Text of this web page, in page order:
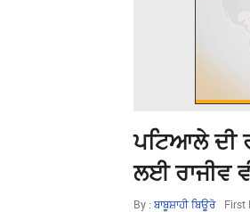
ਪਟਿਆਲੇ ਦੀ
ਲਈ ਰਾਜੀਵ
By : ਬਾਬੂਸ਼ਾਹੀ ਬਿਊਰੋ First